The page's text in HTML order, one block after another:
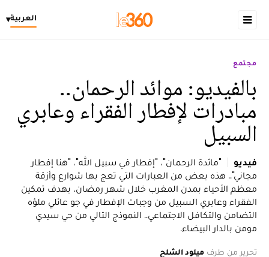
العربية▾
مجتمع
بالفيديو: موائد الرحمان..
مبادرات لإفطار الفقراء وعابري
السبيل
فيديو
"مائدة الرحمان"، "إفطار في سبيل الله"، "هنا إفطار
مجاني".. هذه بعض من العبارات التي تعج بها شوارع وأزقة
معظم الأحياء بمدن المغرب خلال شهر رمضان، بهدف تمكين
الفقراء وعابري السبيل من وجبات الإفطار في جو عائلي ملؤه
التضامن والتكافل الاجتماعي.. النموذج التالي من حي سيدي
مومن بالدار البيضاء.
تحرير من طرف ميلود الشلح